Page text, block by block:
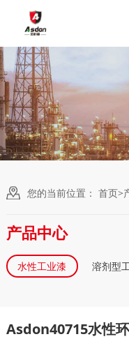
您的当前位置： 首页>
产品中心
水性工业漆 溶剂型
Asdon40715水性